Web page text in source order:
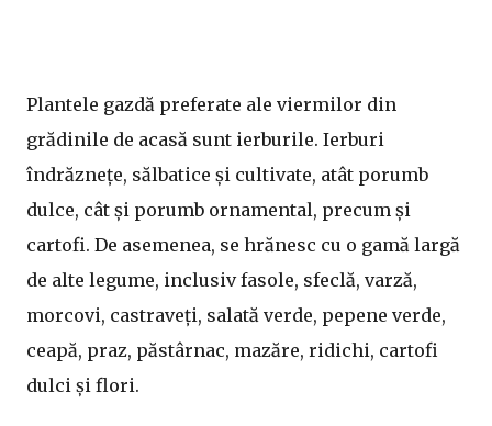
Plantele gazdă preferate ale viermilor din
grădinile de acasă sunt ierburile. Ierburi
îndrăznețe, sălbatice și cultivate, atât porumb
dulce, cât și porumb ornamental, precum și
cartofi. De asemenea, se hrănesc cu o gamă largă
de alte legume, inclusiv fasole, sfeclă, varză,
morcovi, castraveți, salată verde, pepene verde,
ceapă, praz, păstârnac, mazăre, ridichi, cartofi
dulci și flori.